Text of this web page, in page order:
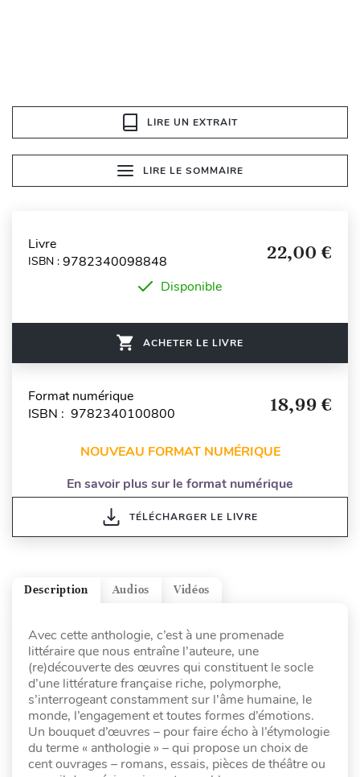
LIRE UN EXTRAIT
LIRE LE SOMMAIRE
Livre
ISBN : 9782340098848 22,00 €
Disponible
ACHETER LE LIVRE
Format numérique
ISBN : 9782340100800
18,99 €
NOUVEAU FORMAT NUMÉRIQUE
En savoir plus sur le format numérique
TÉLÉCHARGER LE LIVRE
Vidéos
Audios
Description
Avec cette anthologie, c’est à une promenade
littéraire que nous entraîne l’auteure, une
(re)découverte des œuvres qui constituent le socle
d’une littérature française riche, polymorphe,
s’interrogeant constamment sur l’âme humaine, le
monde, l’engagement et toutes formes d’émotions.
Un bouquet d’œuvres – pour faire écho à l’étymologie
du terme « anthologie » – qui propose un choix de
cent ouvrages – romans, essais, pièces de théâtre ou